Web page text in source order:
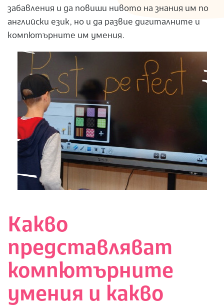
забавления и да повиши нивото на знания им по
английски език, но и да развие дигиталните и
компютърните им умения.
Какво
представляват
компютърните
умения и какво